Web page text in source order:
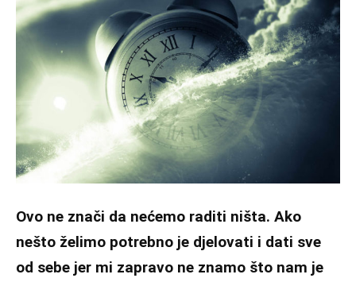
Ovo ne znači da nećemo raditi ništa. Ako
nešto želimo potrebno je djelovati i dati sve
od sebe jer mi zapravo ne znamo što nam je